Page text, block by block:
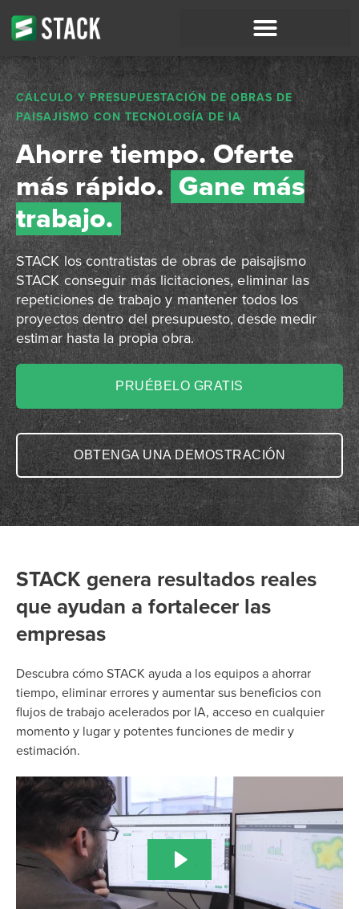
CÁLCULO Y PRESUPUESTACIÓN DE OBRAS DE
PAISAJISMO CON TECNOLOGÍA DE IA
Ahorre tiempo. Oferte
más rápido. Gane más
trabajo.
STACK los contratistas de obras de paisajismo
STACK conseguir más licitaciones, eliminar las
repeticiones de trabajo y mantener todos los
proyectos dentro del presupuesto, desde medir
estimar hasta la propia obra.
PRUÉBELO GRATIS
OBTENGA UNA DEMOSTRACIÓN
STACK genera resultados reales
que ayudan a fortalecer las
empresas
Descubra cómo STACK ayuda a los equipos a ahorrar
tiempo, eliminar errores y aumentar sus beneficios con
flujos de trabajo acelerados por IA, acceso en cualquier
momento y lugar y potentes funciones de medir y
estimación.